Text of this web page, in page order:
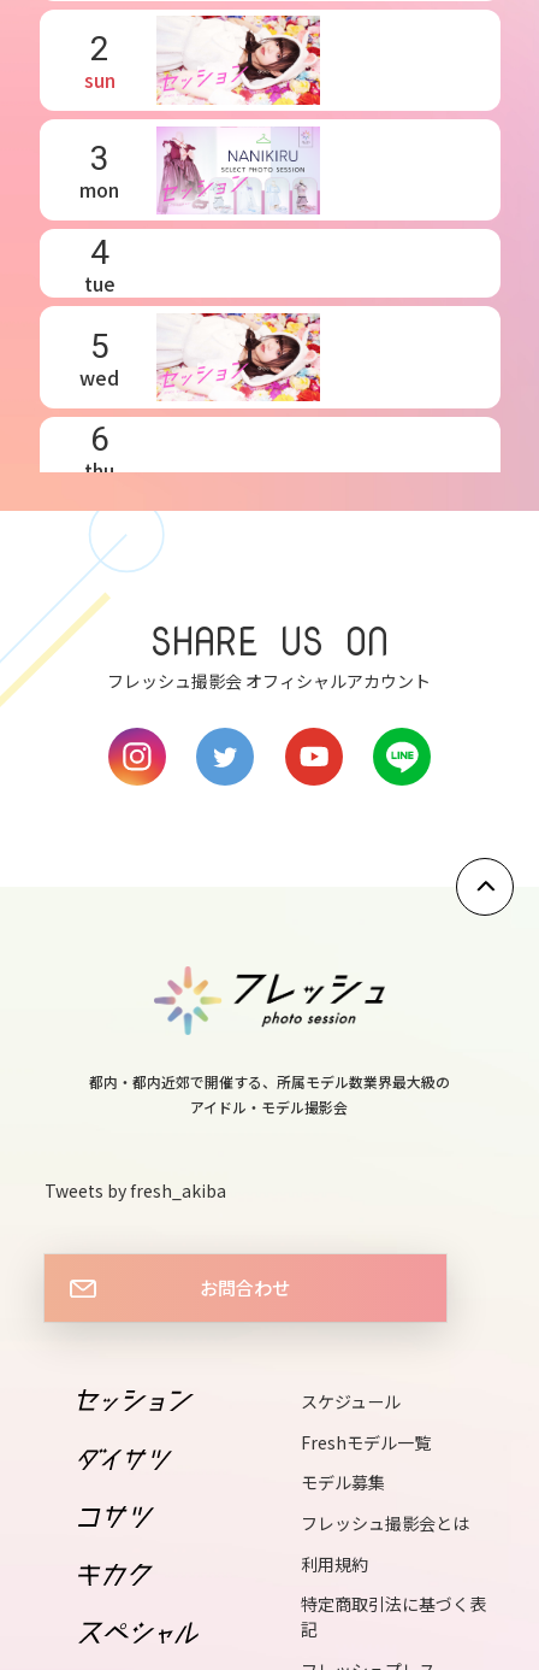
2
sun
3
mon
4
tue
5
wed
thu
7
sat
12
13
14
15
16
sun
mon
18
SHARE US ON
フレッシュ撮影会 オフィシャルアカウント
都内・都内近郊で開催する、所属モデル数業界最大級の
アイドル・モデル撮影会
Tweets by fresh_akiba
お問合わせ
スケジュール
Freshモデル一覧
モデル募集
フレッシュ撮影会とは
利用規約
特定商取引法に基づく表
記